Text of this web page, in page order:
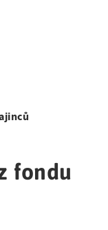
fondu